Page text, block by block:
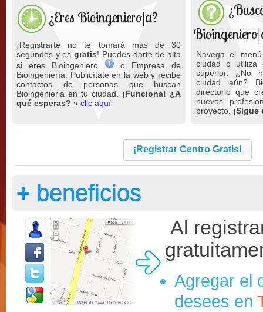
¿Eres Bioingeniero|a?
¡Registrarte no te tomará más de 30
segundos y esgratis! Puedes darte de alta
si eres Bioingeniero
o Empresa de
Bioingeniería. Publicítate en la web y recibe
contactos de personas que buscan
Bioingenieria en tu ciudad. ¡Funciona! ¿A
qué esperas? » clic aquí
Navega el
ciudad o utiliza
superior. ¿No
ciudad aún?
directorio que
nuevos
proyecto.
¡Registrar Centro Gratis!
+ beneficios
Al
Agregar el
desees en